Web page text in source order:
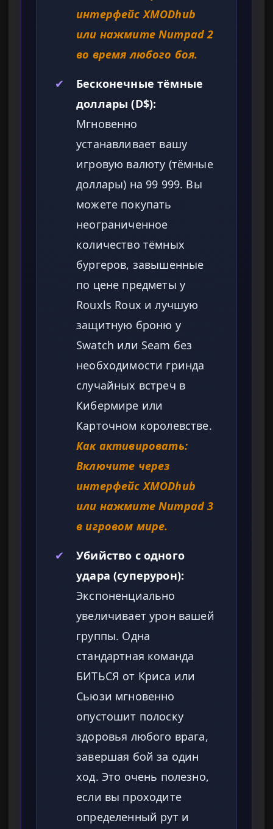
интерфейс XMODhub
или нажмите Numpad 2
во время любого боя.
✔
Бесконечные тёмные
доллары (D$):
Мгновенно
устанавливает вашу
игровую валюту (тёмные
доллары) на 99 999. Вы
можете покупать
неограниченное
количество тёмных
бургеров, завышенные
по цене предметы у
Rouxls Roux и лучшую
защитную броню у
Swatch или Seam без
необходимости гринда
случайных встреч в
Кибермире или
Карточном королевстве.
Как активировать:
Включите через
интерфейс XMODhub
или нажмите Numpad 3
в игровом мире.
✔
Убийство с одного
удара (суперурон):
Экспоненциально
увеличивает урон вашей
группы. Одна
стандартная команда
БИТЬСЯ от Криса или
Сьюзи мгновенно
опустошит полоску
здоровья любого врага,
завершая бой за один
ход. Это очень полезно,
если вы проходите
определенный рут и